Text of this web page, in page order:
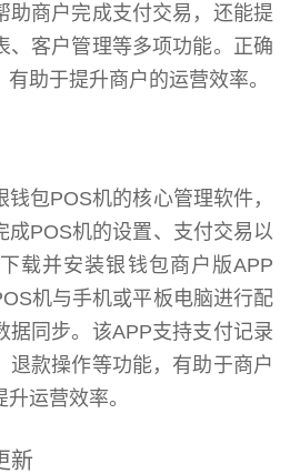
助商户完成支付交易，还能提
、客户管理等多项功能。正确
助于提升商户的运营效率。
包POS机的核心管理软件，
成POS机的设置、支付交易以
载并安装银钱包商户版APP
机与手机或平板电脑进行配
据同步。该APP支持支付记录
退款操作等功能，有助于商户
运营效率。
新